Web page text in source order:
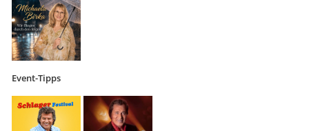
Event-Tipps